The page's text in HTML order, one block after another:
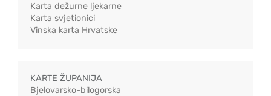
Karta dežurne ljekarne
Karta svjetionici
Vinska karta Hrvatske
KARTE ŽUPANIJA
Bjelovarsko-bilogorska